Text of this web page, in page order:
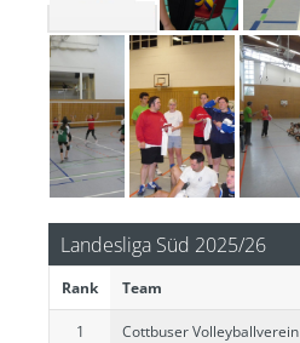
Landesliga Süd 2025/26
Rank Team
1 Cottbuser Volleyballverein